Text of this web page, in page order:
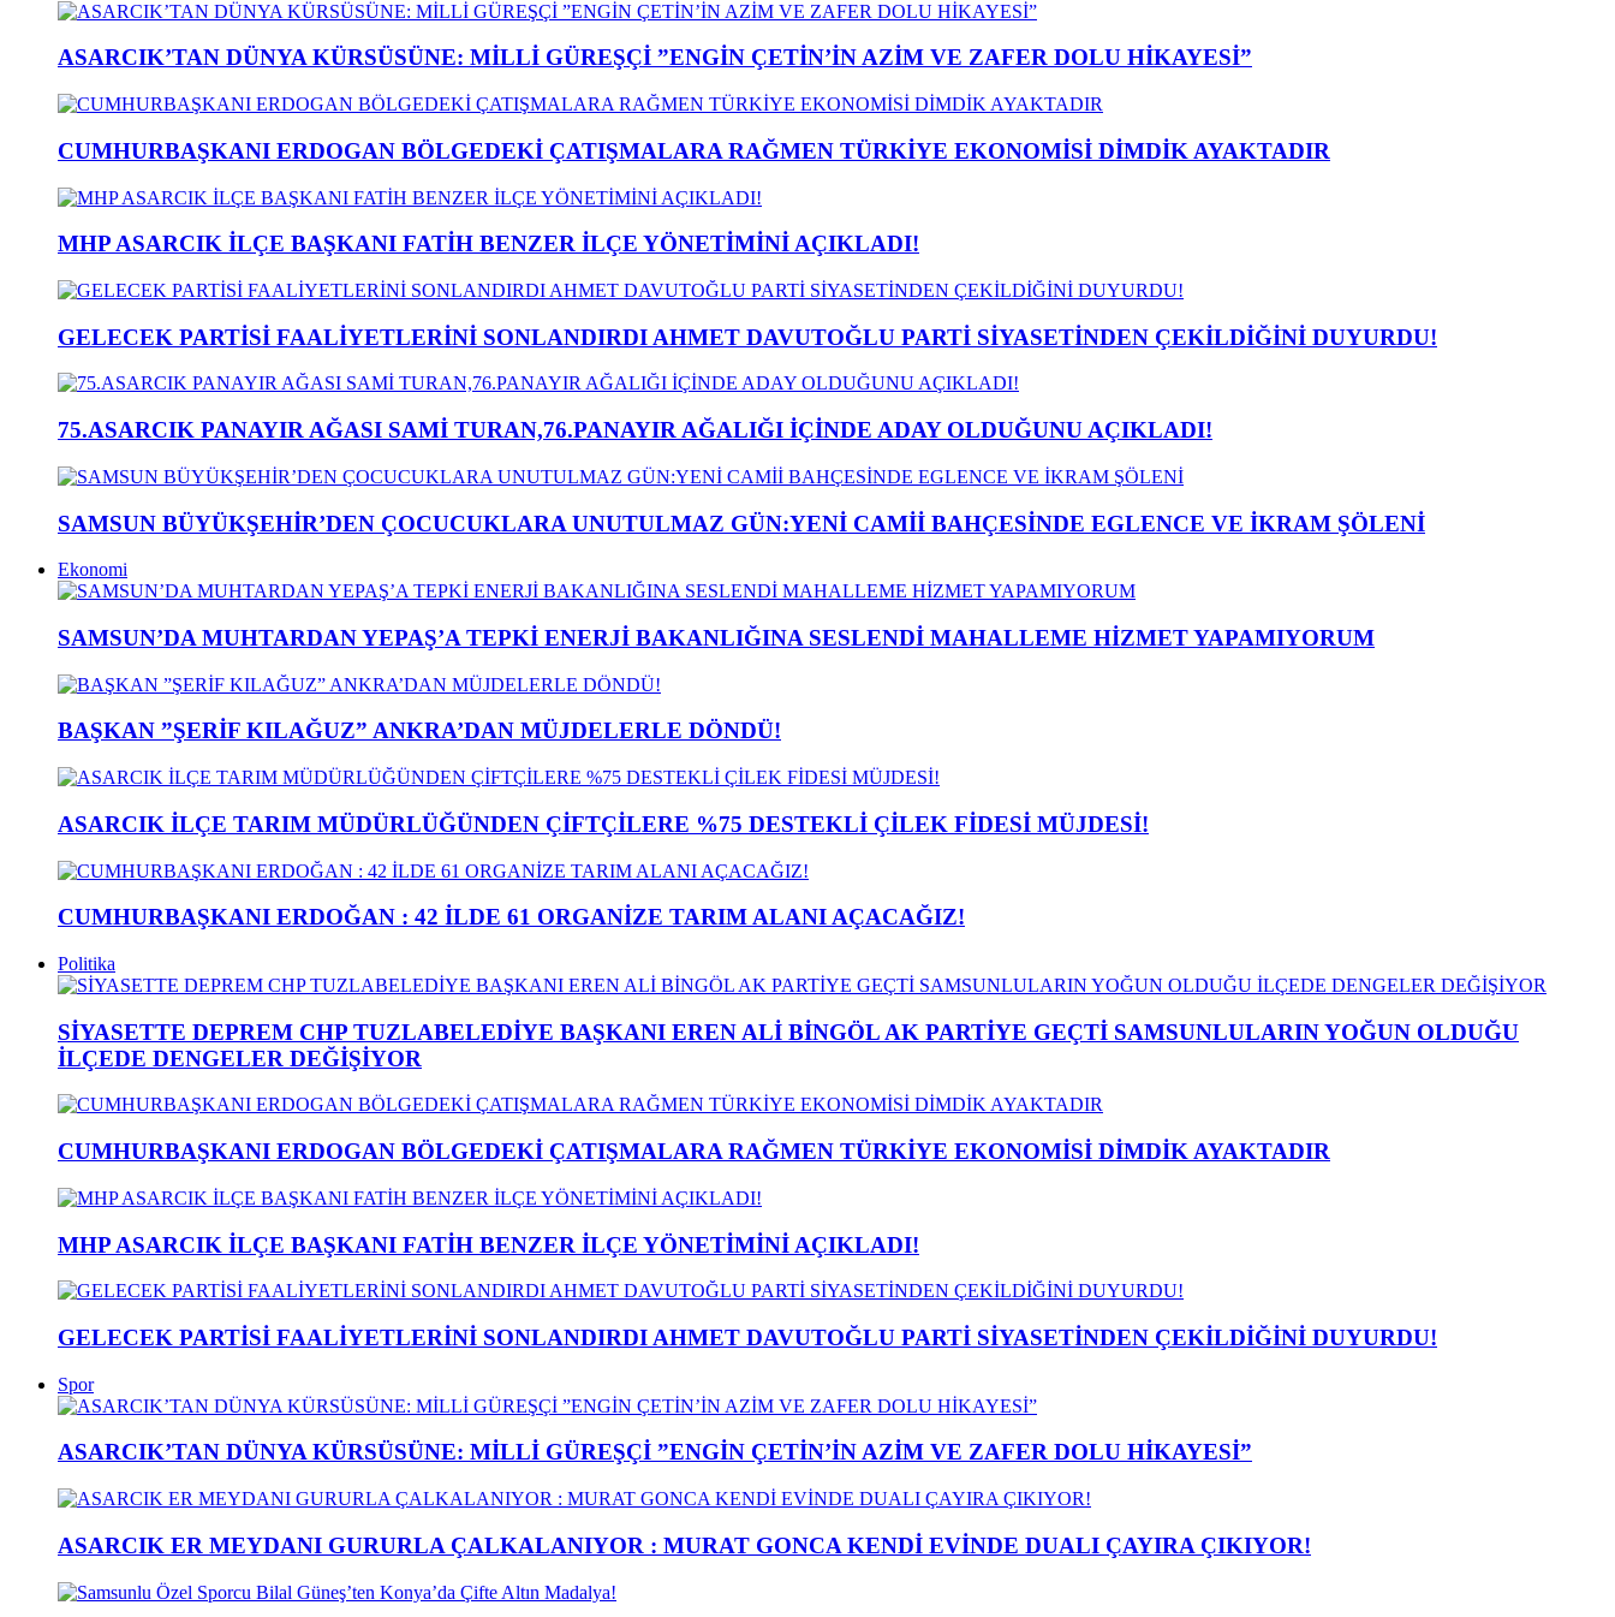
ASARCIK’TAN DÜNYA KÜRSÜSÜNE: MİLLİ GÜREŞÇİ ”ENGİN ÇETİN’İN AZİM VE ZAFER DOLU HİKAYESİ”
CUMHURBAŞKANI ERDOGAN BÖLGEDEKİ ÇATIŞMALARA RAĞMEN TÜRKİYE EKONOMİSİ DİMDİK AYAKTADIR
MHP ASARCIK İLÇE BAŞKANI FATİH BENZER İLÇE YÖNETİMİNİ AÇIKLADI!
GELECEK PARTİSİ FAALİYETLERİNİ SONLANDIRDI AHMET DAVUTOĞLU PARTİ SİYASETİNDEN ÇEKİLDİĞİNİ DUYURDU!
75.ASARCIK PANAYIR AĞASI SAMİ TURAN,76.PANAYIR AĞALIĞI İÇİNDE ADAY OLDUĞUNU AÇIKLADI!
SAMSUN BÜYÜKŞEHİR’DEN ÇOCUCUKLARA UNUTULMAZ GÜN:YENİ CAMİİ BAHÇESİNDE EGLENCE VE İKRAM ŞÖLENİ
Ekonomi
SAMSUN’DA MUHTARDAN YEPAŞ’A TEPKİ ENERJİ BAKANLIĞINA SESLENDİ MAHALLEME HİZMET YAPAMIYORUM
BAŞKAN ”ŞERİF KILAĞUZ” ANKRA’DAN MÜJDELERLE DÖNDÜ!
ASARCIK İLÇE TARIM MÜDÜRLÜĞÜNDEN ÇİFTÇİLERE %75 DESTEKLİ ÇİLEK FİDESİ MÜJDESİ!
CUMHURBAŞKANI ERDOĞAN : 42 İLDE 61 ORGANİZE TARIM ALANI AÇACAĞIZ!
Politika
SİYASETTE DEPREM CHP TUZLABELEDİYE BAŞKANI EREN ALİ BİNGÖL AK PARTİYE GEÇTİ SAMSUNLULARIN YOĞUN OLDUĞU
İLÇEDE DENGELER DEĞİŞİYOR
CUMHURBAŞKANI ERDOGAN BÖLGEDEKİ ÇATIŞMALARA RAĞMEN TÜRKİYE EKONOMİSİ DİMDİK AYAKTADIR
MHP ASARCIK İLÇE BAŞKANI FATİH BENZER İLÇE YÖNETİMİNİ AÇIKLADI!
GELECEK PARTİSİ FAALİYETLERİNİ SONLANDIRDI AHMET DAVUTOĞLU PARTİ SİYASETİNDEN ÇEKİLDİĞİNİ DUYURDU!
Spor
ASARCIK’TAN DÜNYA KÜRSÜSÜNE: MİLLİ GÜREŞÇİ ”ENGİN ÇETİN’İN AZİM VE ZAFER DOLU HİKAYESİ”
ASARCIK ER MEYDANI GURURLA ÇALKALANIYOR : MURAT GONCA KENDİ EVİNDE DUALI ÇAYIRA ÇIKIYOR!